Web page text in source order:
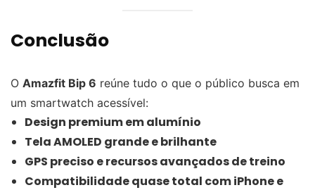
Conclusão
O Amazfit Bip 6 reúne tudo o que o público busca em
um smartwatch acessível:
Design premium em alumínio
Tela AMOLED grande e brilhante
GPS preciso e recursos avançados de treino
Compatibilidade quase total com iPhone e